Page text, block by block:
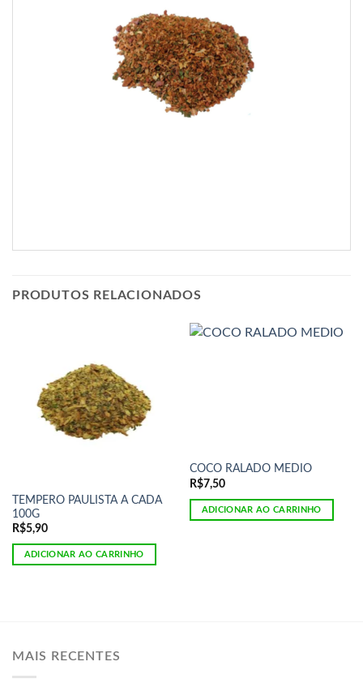
PRODUTOS RELACIONADOS
TEMPERO PAULISTA A CADA
100G
R$5,90
ADICIONAR AO CARRINHO
COCO RALADO MEDIO
R$7,50
ADICIONAR AO CARRINHO
MAIS RECENTES